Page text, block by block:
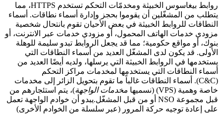
روابط بيغاسوس الخبيثة ومخدمّات التحكم تستخدم HTTPS، مما
يتطلب من المشغّلين أن يقوموا بحجز وإدارة أسماء نطاقات. أسماء
النطاقات للروابط الخبيثة في بعض الأحيان تقوم بانتحال شخصية
مزودي خدمات الهاتف المحمول، أو مزودي خدمات عبر الانترنت، أو
بنوك، أو مواقع حكومية؛ مما قد يجعل الروابط تبدو سليمة للوهلة
الأولى. قد يكون لدى المشغّل العديد من أسماء النطاقات التي
يستخدمها في الروابط الخبيثة التي يرسلها، ولديه أيضًا العديد من
أسماء النطاقات التي يستخدمها لمخدمات مراكز التحكم
(C&C).
أسماء النطاقات غالباً ما تقوم بتحويل الزائر إلى مخدمات
خاصة وهمية (VPS) (نسميها
مخدمات الواجهة)، يتم استئجارهم من
قبل مجموعة NSO أو من قبل المشغّل.
يبدو أن خوادم الواجهة تعمل
على إعادة توجيه حركة المرور (عبر سلسلة من الخوادم الأخرى)